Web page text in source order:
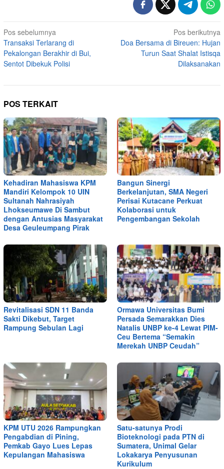
Navigasi
pos
Pos sebelumnya
Transaksi Terlarang di
Pekalongan Berakhir di Bui,
Sentot Dibekuk Polisi
Pos berikutnya
Doa Bersama di Bireuen: Hujan
Turun Saat Shalat Istisqa
Dilaksanakan
POS TERKAIT
Kehadiran Mahasiswa KPM
Mandiri Kelompok 10 UIN
Sultanah Nahrasiyah
Lhokseumawe Di Sambut
dengan Antusias Masyarakat
Desa Geuleumpang Pirak
Bangun Sinergi
Berkelanjutan, SMA Negeri
Perisai Kutacane Perkuat
Kolaborasi untuk
Pengembangan Sekolah
Revitalisasi SDN 11 Banda
Sakti Dikebut, Target
Rampung Sebulan Lagi
Ormawa Universitas Bumi
Persada Semarakkan Dies
Natalis UNBP ke-4 Lewat PIM-
Ceu Bertema “Semakin
Merekah UNBP Ceudah”
KPM UTU 2026 Rampungkan
Pengabdian di Pining,
Pemkab Gayo Lues Lepas
Kepulangan Mahasiswa
Satu-satunya Prodi
Bioteknologi pada PTN di
Sumatera, Unimal Gelar
Lokakarya Penyusunan
Kurikulum